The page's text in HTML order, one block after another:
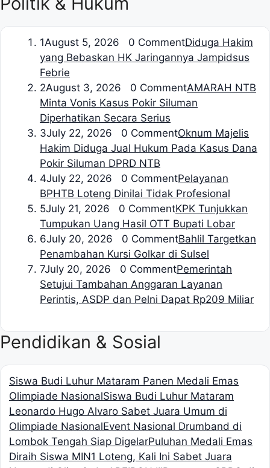
1August 5, 2026 0 CommentDiduga Hakim
yang Bebaskan HK Jaringannya Jampidsus
Febrie
2August 3, 2026 0 CommentAMARAH NTB
Minta Vonis Kasus Pokir Siluman
Diperhatikan Secara Serius
3July 22, 2026 0 CommentOknum Majelis
Hakim Diduga Jual Hukum Pada Kasus Dana
Pokir Siluman DPRD NTB
4July 22, 2026 0 CommentPelayanan
BPHTB Loteng Dinilai Tidak Profesional
5July 21, 2026 0 CommentKPK Tunjukkan
Tumpukan Uang Hasil OTT Bupati Lobar
6July 20, 2026 0 CommentBahlil Targetkan
Penambahan Kursi Golkar di Sulsel
7July 20, 2026 0 CommentPemerintah
Setujui Tambahan Anggaran Layanan
Perintis, ASDP dan Pelni Dapat Rp209 Miliar
Pendidikan & Sosial
Siswa Budi Luhur Mataram Panen Medali Emas
Olimpiade NasionalSiswa Budi Luhur Mataram
Leonardo Hugo Alvaro Sabet Juara Umum di
Olimpiade NasionalEvent Nasional Drumband di
Lombok Tengah Siap DigelarPuluhan Medali Emas
Diraih Siswa MIN1 Loteng, Kali Ini Sabet Juara